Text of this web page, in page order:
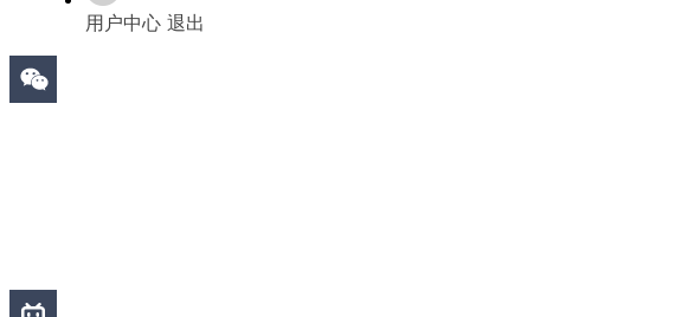
用户中心 退出